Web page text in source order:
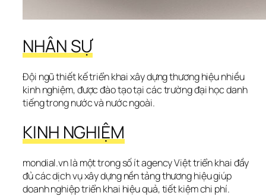
NHÂN SỰ
Đội ngũ thiết kế triển khai xây dựng thương hiệu nhiều
kinh nghiệm, được đào tạo tại các trường đại học danh
tiếng trong nước và nước ngoài.
KINH NGHIỆM
mondial.vn là một trong số ít agency Việt triển khai đầy
đủ các dịch vụ xây dựng nền tảng thương hiệu giúp
doanh nghiệp triển khai hiệu quả, tiết kiệm chi phí.